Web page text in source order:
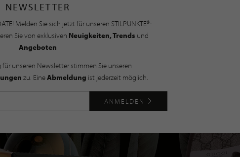
NEWSLETTER
Melden Sie sich jetzt für unseren STILPUNKTE®-
Sie von exklusiven Neuigkeiten, Trends und
Angeboten
unseren Newsletter stimmen Sie unseren
zu. EineAbmeldung ist jederzeit möglich.
ANMELDEN